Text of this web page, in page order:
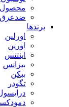
محصول
ضدعرق
برندها
اورلین
اورین
اینتنس
بیزانس
بیکن
تگودر